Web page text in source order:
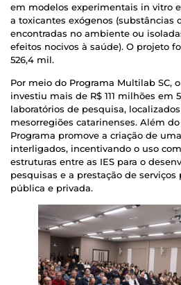
em modelos experimentais in vitro
a toxicantes exógenos (substâncias
encontradas no ambiente ou
efeitos nocivos à saúde). O projeto
526,4 mil.
Por meio do Programa Multilab SC,
investiu mais de R$ 111 milhões em
laboratórios de pesquisa,
mesorregiões catarinenses. Além
Programa promove a criação de
interligados, incentivando o uso
estruturas entre as IES para o
pesquisas e a prestação de serviços
pública e privada.